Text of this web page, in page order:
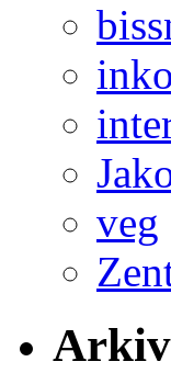
veg
Arkiv